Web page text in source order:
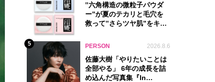
‟六角構造の微粒子パウダ
ー”が夏のテカリと毛穴を
救って‟さらツヤ肌”をキー
5 PERSON 2026.8.6
佐藤大樹「やりたいことは
全部やる」 6年の成長を詰
め込んだ写真集『In